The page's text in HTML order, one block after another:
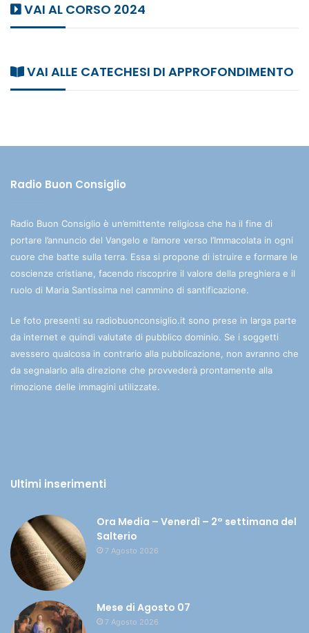
VAI AL CORSO 2024
VAI ALLE CATECHESI DI APPROFONDIMENTO
Radio Buon Consiglio
Radio Buon Consiglio è un’emittente religiosa che ha il fine di
portare l’annuncio del Vangelo e l’amore verso l’Immacolata in ogni
cuore che batte sulla terra. Essa si propone di istruire e formare le
coscienze cristiane, facendo riscoprire il valore della preghiera e il
ruolo di Maria Santissima nel cammino di santificazione.
Le foto presenti su radiobuonconsiglio.it sono prese in larga parte
da internet e quindi valutate di pubblico dominio. Se i soggetti
avessero qualcosa in contrario alla pubblicazione, non avranno che
da segnalarlo alla direzione che provvederà prontamente alla
rimozione delle immagini utilizzate.
Ultimi inserimenti
Ora Media – Venerdì – 2° settimana del
Salterio
7 Agosto 2026
Mese di Agosto 07
7 Agosto 2026